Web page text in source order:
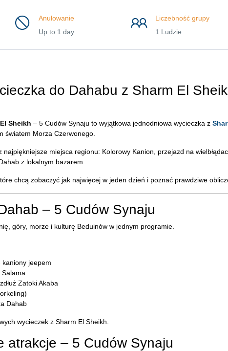
Anulowanie
Up to 1 day
Liczebność grupy
1 Ludzie
do Dahabu z Sharm El
Sheikh – 5 Cudów Synaju to wyjątkowa jednodniowa wycieczka z
światem Morza Czerwonego.
miejsca regionu: Kolorowy Kanion, przejazd na
z lokalnym bazarem.
chcą zobaczyć jak najwięcej w jeden dzień i poznać prawdziwe
– 5 Cudów Synaju
góry, morze i kulturę Beduinów w jednym programie.
kaniony jeepem
Zatoki Akaba
Dahab
wycieczek z Sharm El Sheikh.
atrakcje – 5 Cudów Synaju